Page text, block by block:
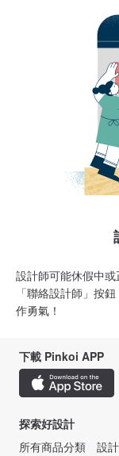
設計師可能休假中
「聯絡設計師」按
作勇氣！
下載 Pinkoi APP
探索好設計
所有商品分類
設